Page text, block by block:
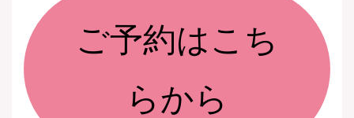
ご予約はこち
らから